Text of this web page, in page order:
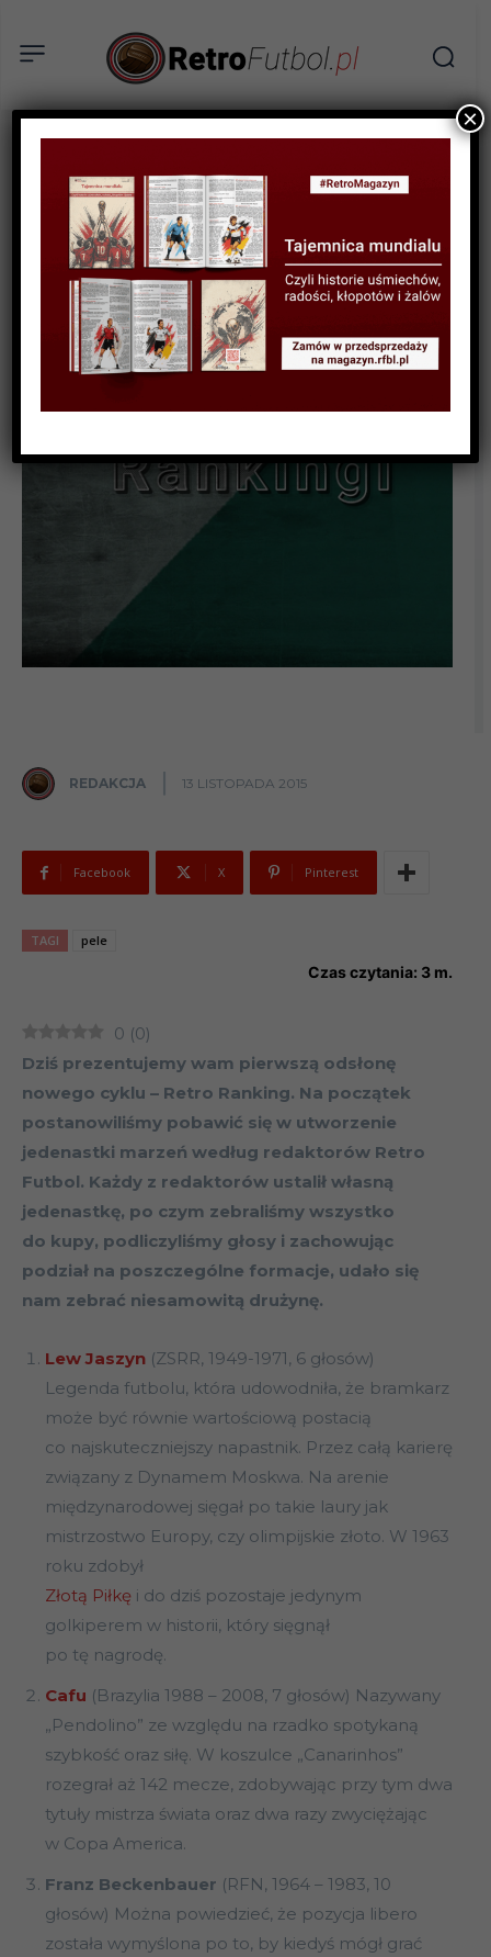
RANKINGI
Retro Ranking: Nasza
jedenastka marzeń
REDAKCJA 13 LISTOPADA 2015
Facebook X Pinterest
TAGI pele
Czas czytania: 3 m.
0 (0)
Dziś prezentujemy wam pierwszą odsłonę
nowego cyklu – Retro Ranking. Na początek
postanowiliśmy pobawić się w utworzenie
jedenastki marzeń według redaktorów Retro
Futbol. Każdy z redaktorów ustalił własną
jedenastkę, po czym zebraliśmy wszystko
do kupy, podliczyliśmy głosy i zachowując
podział na poszczególne formacje, udało się
nam zebrać niesamowitą drużynę.
Lew Jaszyn (ZSRR, 1949-1971, 6 głosów)
Legenda futbolu, która udowodniła, że bramkarz
może być równie wartościową postacią
co najskuteczniejszy napastnik. Przez całą karierę
związany z Dynamem Moskwa. Na arenie
międzynarodowej sięgał po takie laury jak
mistrzostwo Europy, czy olimpijskie złoto. W 1963
roku zdobył
Złotą Piłkę i do dziś pozostaje jedynym
golkiperem w historii, który sięgnął
po tę nagrodę.
Cafu (Brazylia 1988 – 2008, 7 głosów) Nazywany
„Pendolino” ze względu na rzadko spotykaną
szybkość oraz siłę. W koszulce „Canarinhos”
rozegrał aż 142 mecze, zdobywając przy tym dwa
tytuły mistrza świata oraz dwa razy zwyciężając
w Copa America.
Franz Beckenbauer (RFN, 1964 – 1983, 10
głosów) Można powiedzieć, że pozycja libero
została wymyślona po to, by kiedyś mógł grać
×